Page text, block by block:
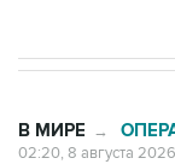
В МИРЕ →
02:20, 8 августа 2026